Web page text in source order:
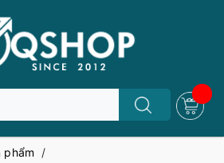
phẩm
/